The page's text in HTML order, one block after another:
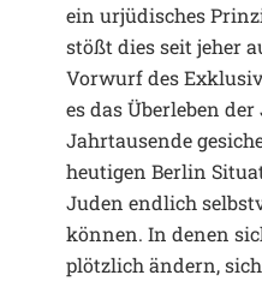
ein urjüdisches
stößt dies seit jeher
Vorwurf des
es das Überleben
Jahrtausende
heutigen Berlin
Juden endlich
können. In denen
plötzlich ändern,